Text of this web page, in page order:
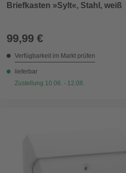
Briefkasten »Sylt«, Stahl, weiß
99,99 €
Verfügbarkeit im Markt prüfen
lieferbar
Zustellung 10.08. - 12.08.